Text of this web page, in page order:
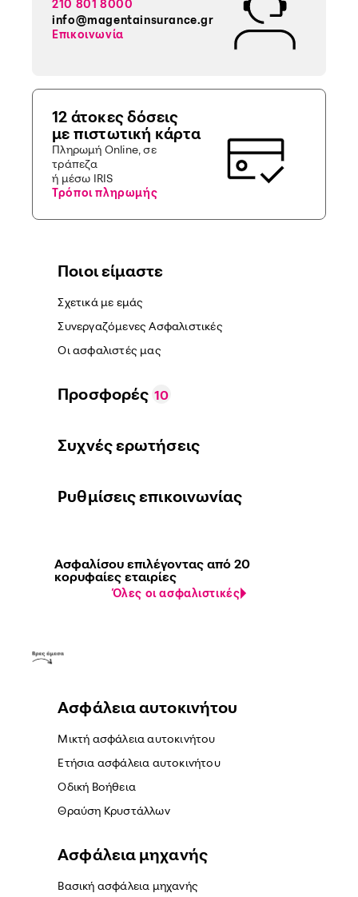
Ποιοι είμαστε
Σχετικά με εμάς
Συνεργαζόμενες Ασφαλιστικές
Οι ασφαλιστές μας
Προσφορές 10
Συχνές ερωτήσεις
Ρυθμίσεις επικοινωνίας
Ασφαλίσου επιλέγοντας από 20
κορυφαίες εταιρίες
Όλες οι ασφαλιστικές
Ασφάλεια αυτοκινήτου
Μικτή ασφάλεια αυτοκινήτου
Ετήσια ασφάλεια αυτοκινήτου
Οδική Βοήθεια
Θραύση Κρυστάλλων
Ασφάλεια μηχανής
Βασική ασφάλεια μηχανής
210 801 8000
info@magentainsurance.gr
Επικοινωνία
12 άτοκες δόσεις
με πιστωτική κάρτα
Πληρωμή Online, σε
τράπεζα
ή μέσω IRIS
Τρόποι πληρωμής